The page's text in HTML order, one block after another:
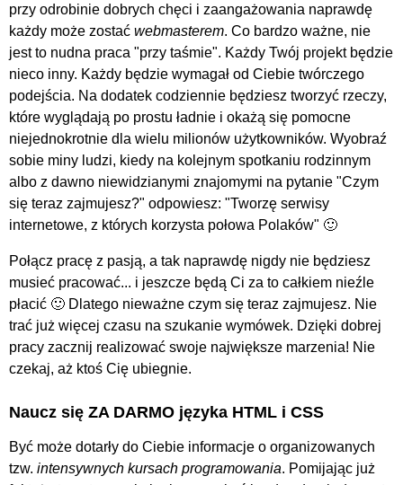
przy odrobinie dobrych chęci i zaangażowania naprawdę
każdy może zostać webmasterem. Co bardzo ważne, nie
jest to nudna praca "przy taśmie". Każdy Twój projekt będzie
nieco inny. Każdy będzie wymagał od Ciebie twórczego
podejścia. Na dodatek codziennie będziesz tworzyć rzeczy,
które wyglądają po prostu ładnie i okażą się pomocne
niejednokrotnie dla wielu milionów użytkowników. Wyobraź
sobie miny ludzi, kiedy na kolejnym spotkaniu rodzinnym
albo z dawno niewidzianymi znajomymi na pytanie "Czym
się teraz zajmujesz?" odpowiesz: "Tworzę serwisy
internetowe, z których korzysta połowa Polaków" 🙂
Połącz pracę z pasją, a tak naprawdę nigdy nie będziesz
musieć pracować... i jeszcze będą Ci za to całkiem nieźle
płacić 🙂 Dlatego nieważne czym się teraz zajmujesz. Nie
trać już więcej czasu na szukanie wymówek. Dzięki dobrej
pracy zacznij realizować swoje największe marzenia! Nie
czekaj, aż ktoś Cię ubiegnie.
Naucz się ZA DARMO języka HTML i CSS
Być może dotarły do Ciebie informacje o organizowanych
tzw. intensywnych kursach programowania. Pomijając już